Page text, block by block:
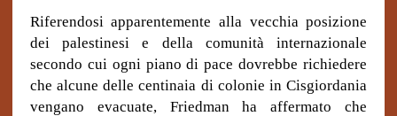
Riferendosi apparentemente alla vecchia posizione
dei palestinesi e della comunità internazionale
secondo cui ogni piano di pace dovrebbe richiedere
che alcune delle centinaia di colonie in Cisgiordania
vengano evacuate, Friedman ha affermato che